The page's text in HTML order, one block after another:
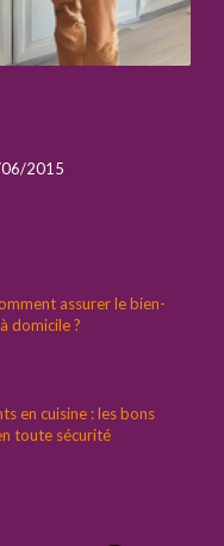
06/2015
assurer le bien-
domicile ?
en cuisine : les bons
toute sécurité